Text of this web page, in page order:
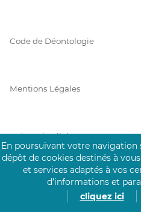
Code de Déontologie
Mentions Légales
Prérequis Click&Care
Protection des Données
En poursuivant votre navigation
dépôt de cookies destinés à
et services adaptés à vos
d’informations et
cliquez ici